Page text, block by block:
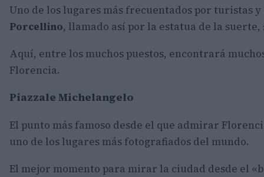
Uno de los lugares más frecuentados por turistas
Porcellino, llamado así por la estatua de la
Aquí, entre los muchos puestos, encontrará
Florencia.
Piazzale Michelangelo
El punto más famoso desde el que admirar
uno de los lugares más fotografiados del mundo.
El mejor momento para mirar la ciudad desde el